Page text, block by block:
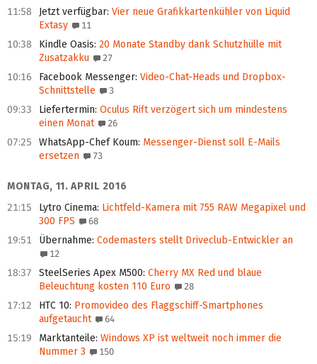
11:58 Jetzt verfügbar: Vier neue Grafikkartenkühler von Liquid
Extasy
11
10:38 Kindle Oasis: 20 Monate Standby dank Schutzhülle mit
Zusatzakku
27
10:16 Facebook Messenger: Video-Chat-Heads und Dropbox-
Schnittstelle
3
09:33 Liefertermin: Oculus Rift verzögert sich um mindestens
einen Monat
26
07:25 WhatsApp-Chef Koum: Messenger-Dienst soll E-Mails
ersetzen
73
MONTAG, 11. APRIL 2016
21:15
Lytro Cinema: Lichtfeld-Kamera mit 755 RAW Megapixel und
300 FPS
68
19:51 Übernahme: Codemasters stellt Driveclub-Entwickler an
12
18:37 SteelSeries Apex M500: Cherry MX Red und blaue
Beleuchtung kosten 110 Euro
28
17:12 HTC 10: Promovideo des Flaggschiff-Smartphones
aufgetaucht
64
15:19 Marktanteile: Windows XP ist weltweit noch immer die
Nummer 3
150